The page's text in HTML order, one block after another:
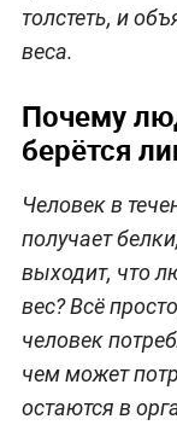
толстеть, и
веса.
Почему
берётся
Человек в
получает
выходит, что
вес? Всё
человек
чем может
остаются в